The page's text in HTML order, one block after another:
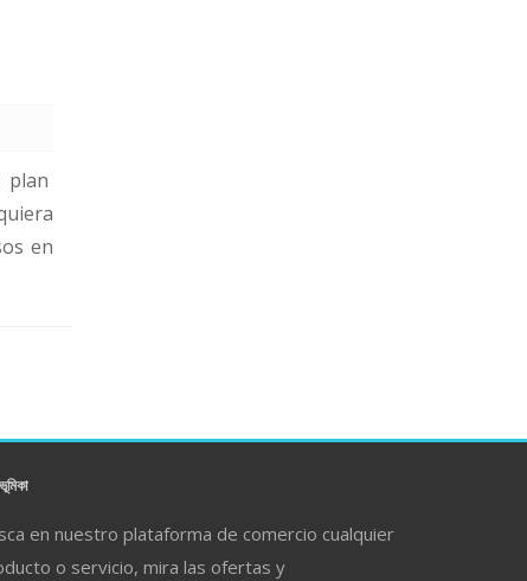
plan
en
en nuestro plataforma de comercio cualquier
o servicio, mira las ofertas y